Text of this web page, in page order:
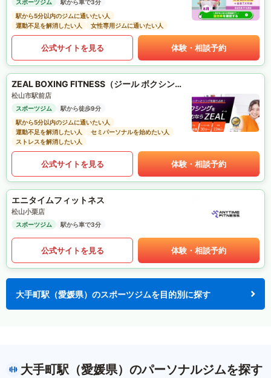
スポーツジム
駅から車で3分
駅から5分以内のジムに通いたい人
運動不足を解消したい人
女性専用ジムに通いたい人
公式サイトを見る 体験・相談予約
ZEAL BOXING FITNESS（ジール ボクシング フィットネス）
松山市駅前店
スポーツジム
駅から徒歩9分
駅から5分以内のジムに通いたい人
運動不足を解消したい人
セミパーソナルを始めたい人
ストレスを解消したい人
公式サイトを見る 体験・相談予約
エニタイムフィットネス
松山小栗店
スポーツジム 駅から車で3分
公式サイトを見る 体験・相談予約
大手町駅（愛媛県）のスポーツジムを目的別に探す
大手町駅（愛媛県）のパーソナルジムを探す